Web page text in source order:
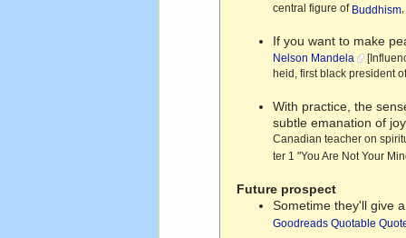
central figure of Buddhism
If you want to make
Nelson Mandela
heid, first black president
With practice, the
subtle emanation of
Canadian teacher on
ter 1 "You Are Not Your
Future prospect
Sometime they'll give
Goodreads Quotable